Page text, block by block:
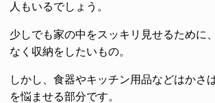
人もいるでしょう。
少しでも家の中をスッキリ見せるために
なく収納をしたいもの。
しかし、食器やキッチン用品などはかさ
を悩ませる部分です。